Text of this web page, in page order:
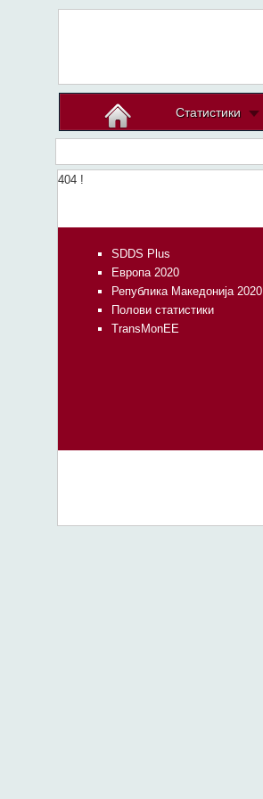
Статистики
404 !
SDDS Plus
Европа 2020
Република Македонија 2020
Полови статистики
TransMonEE